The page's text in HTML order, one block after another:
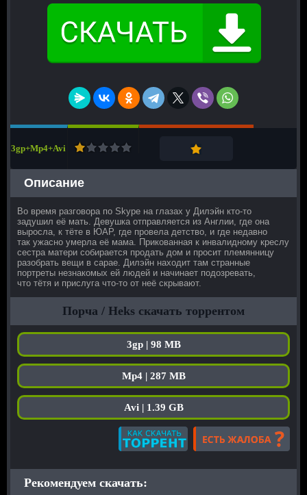
3gp+Mp4+Avi
Описание
Во время разговора по Skype на глазах у Дилэйн кто-то
задушил её мать. Девушка отправляется из Англии, где она
выросла, к тёте в ЮАР, где провела детство, и где недавно
так ужасно умерла её мама. Прикованная к инвалидному креслу
сестра матери собирается продать дом и просит племянницу
разобрать вещи в сарае. Дилэйн находит там странные
портреты незнакомых ей людей и начинает подозревать,
что тётя и прислуга что-то от неё скрывают.
Порча / Heks скачать торрентом
3gp | 98 MB
Mp4 | 287 MB
Avi | 1.39 GB
Рекомендуем скачать: